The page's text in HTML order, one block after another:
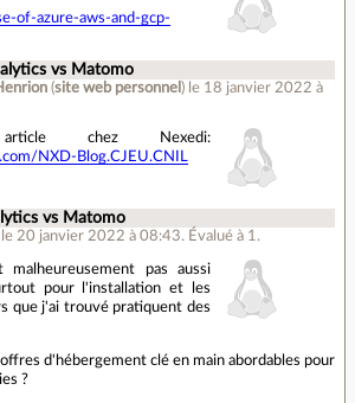
of-azure-aws-and-gcp-
vs Matomo
(site web personnel ) le 18 janvier 2022 à
chez Nexedi:
NXD-Blog.CJEU.CNIL
vs Matomo
le 20 janvier 2022 à 08:43. Évalué à 1 .
pas aussi
pour l'installation et les
que j'ai trouvé pratiquent des
d'hébergement clé en main abordables pour
?